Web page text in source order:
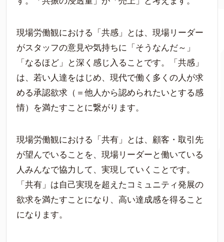
現場労働観における「共感」とは、現場リーダー
がスタッフの意見や気持ちに「そうなんだ～」
「なるほど」と深く感じ入ることです。「共感」
は、若い人達をはじめ、現代で働く多くの人が求
める承認欲求（＝他人から認められたいとする感
情）を満たすことに繋がります。
現場労働観における「共有」とは、顧客・取引先
が望んでいることを、現場リーダーと働いている
人みんなで協力して、実現していくことです。
「共有」は自己実現を超えたコミュニティ発展の
欲求を満たすことになり、高い達成感を得ること
になります。